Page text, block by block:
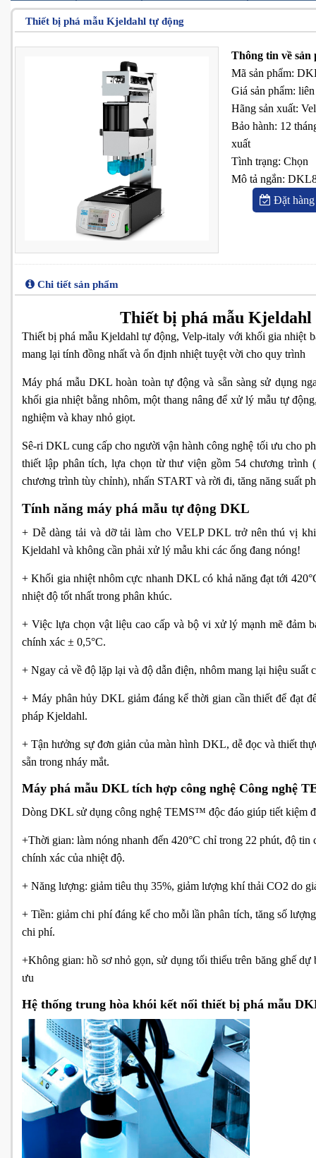
Thiết bị phá mẫu Kjeldahl tự động
Thông tin về sản
Mã sản phẩm:
Giá sản phẩm:
Hãng sản xuất:
Bảo hành: 12
xuất
Tình trạng: Chọn
Mô tả ngắn: DKL8
Đặt hàng
Chi tiết sản phẩm
Thiết bị phá mẫu Kjeldahl
Thiết bị phá mẫu Kjeldahl tự động, Velp-italy với khối gia nhiệt
mang lại tính đồng nhất và ổn định nhiệt tuyệt vời cho quy trình
Máy phá mẫu DKL hoàn toàn tự động và sẵn sàng sử dụng
khối gia nhiệt bằng nhôm, một thang nâng để xử lý mẫu tự
nghiệm và khay nhỏ giọt.
Sê-ri DKL cung cấp cho người vận hành công nghệ tối ưu cho
thiết lập phân tích, lựa chọn từ thư viện gồm 54 chương trình
chương trình tùy chỉnh), nhấn START và rời đi, tăng năng suất
Tính năng máy phá mẫu tự động DKL
+ Dễ dàng tải và dỡ tải làm cho VELP DKL trở nên thú vị
Kjeldahl và không cần phải xử lý mẫu khi các ống đang nóng!
+ Khối gia nhiệt nhôm cực nhanh DKL có khả năng đạt tới
nhiệt độ tốt nhất trong phân khúc.
+ Việc lựa chọn vật liệu cao cấp và bộ vi xử lý mạnh mẽ đảm
chính xác ± 0,5°C.
+ Ngay cả về độ lặp lại và độ dẫn điện, nhôm mang lại hiệu suất
+ Máy phân hủy DKL giảm đáng kể thời gian cần thiết để đạt
pháp Kjeldahl.
+ Tận hưởng sự đơn giản của màn hình DKL, dễ đọc và thiết
sẵn trong nháy mắt.
Máy phá mẫu DKL tích hợp công nghệ Công nghệ
Dòng DKL sử dụng công nghệ TEMS™ độc đáo giúp tiết kiệm
+Thời gian: làm nóng nhanh đến 420°C chỉ trong 22 phút, độ
chính xác của nhiệt độ.
+ Năng lượng: giảm tiêu thụ 35%, giảm lượng khí thải CO2 do
+ Tiền: giảm chi phí đáng kể cho mỗi lần phân tích, tăng số
chi phí.
+Không gian: hồ sơ nhỏ gọn, sử dụng tối thiểu trên băng ghế
ưu
Hệ thống trung hòa khói kết nối thiết bị phá mẫu